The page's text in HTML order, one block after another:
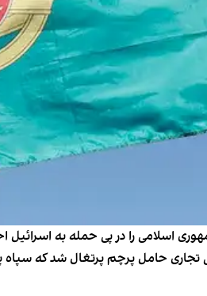
اسلامی را در پی حمله به
حامل پرچم پرتغال شد که سپاه